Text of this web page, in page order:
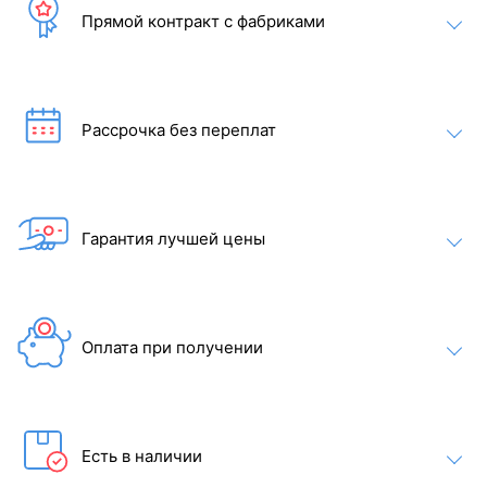
Энергоэффективность и простота обслуживания
Jazzi Pool Miami 335C – идеальное сочетание стиля, комфорта
Прямой контракт с фабриками
Рассрочка без переплат
Гарантия лучшей цены
Оплата при получении
Есть в наличии